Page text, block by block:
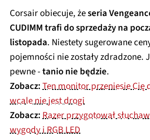
Corsair obiecuje, żeseria
CUDIMM trafi do sprzedaży na
listopada. Niestety sugerowane
pojemności nie zostały zdradzone.
pewne -tanio nie będzie.
Zobacz:Ten monitor przeniesie Cię
wcale nie jest drogi
Zobacz:Razer przygotował
wygody i RGB LED